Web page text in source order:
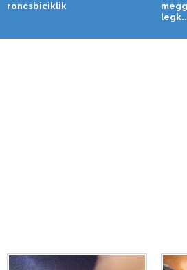
roncsbiciklik